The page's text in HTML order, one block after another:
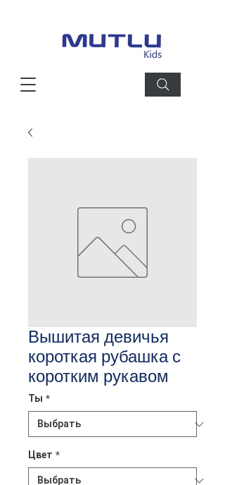
Вышитая девичья
короткая рубашка с
коротким рукавом
Ты *
Цвет *